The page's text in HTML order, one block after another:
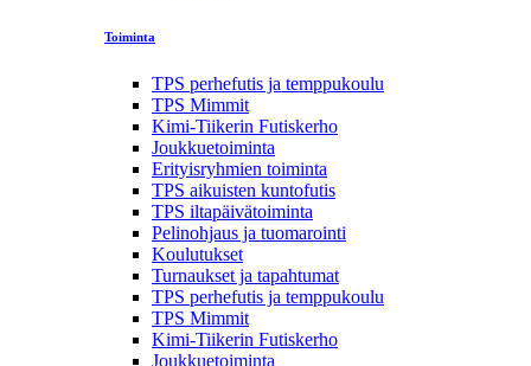
Toiminta
TPS perhefutis ja temppukoulu
TPS Mimmit
Kimi-Tiikerin Futiskerho
Joukkuetoiminta
Erityisryhmien toiminta
TPS aikuisten kuntofutis
TPS iltapäivätoiminta
Pelinohjaus ja tuomarointi
Koulutukset
Turnaukset ja tapahtumat
TPS perhefutis ja temppukoulu
TPS Mimmit
Kimi-Tiikerin Futiskerho
Joukkuetoiminta